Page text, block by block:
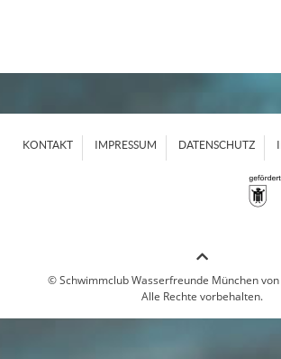
KONTAKT IMPRESSUM DATENSCHUTZ
© Schwimmclub Wasserfreunde München von
Alle Rechte vorbehalten.